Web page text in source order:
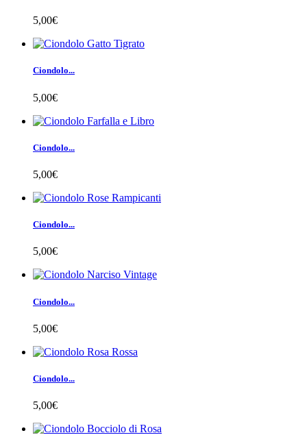
5,00€
Ciondolo...
5,00€
Ciondolo...
5,00€
Ciondolo...
5,00€
Ciondolo...
5,00€
Ciondolo...
5,00€